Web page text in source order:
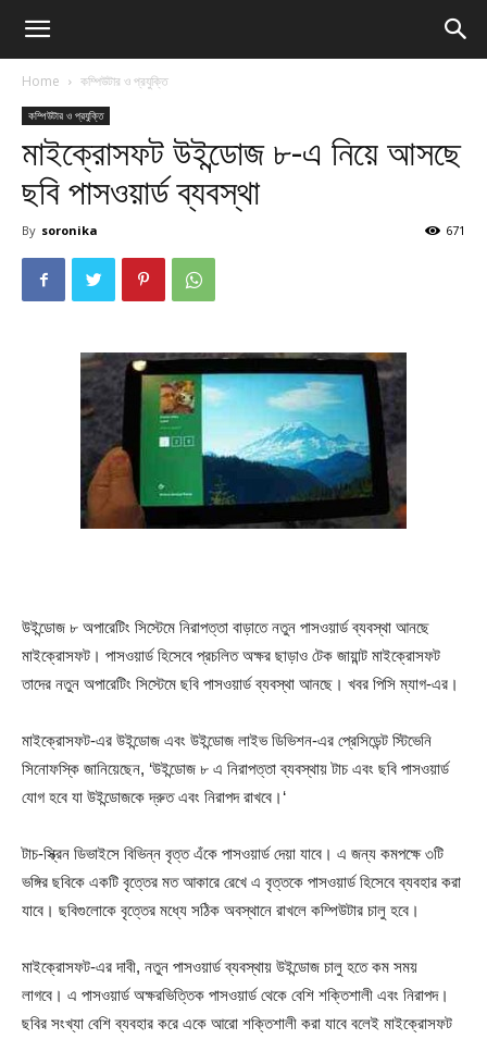
Home কম্পিউটার ও প্রযুক্তি
কম্পিউটার ও প্রযুক্তি
মাইক্রোসফট উইন্ডোজ ৮-এ নিয়ে আসছে
ছবি পাসওয়ার্ড ব্যবস্থা
By soronika 671
উইন্ডোজ ৮ অপারেটিং সিস্টেমে নিরাপত্তা বাড়াতে নতুন পাসওয়ার্ড ব্যবস্থা আনছে
মাইক্রোসফট। পাসওয়ার্ড হিসেবে প্রচলিত অক্ষর ছাড়াও টেক জায়ান্ট মাইক্রোসফট
তাদের নতুন অপারেটিং সিস্টেমে ছবি পাসওয়ার্ড ব্যবস্থা আনছে। খবর পিসি ম্যাগ-এর।
মাইক্রোসফট-এর উইন্ডোজ এবং উইন্ডোজ লাইভ ডিভিশন-এর প্রেসিডেন্ট স্টিভেনি
সিনোফস্কি জানিয়েছেন, ‘উইন্ডোজ ৮ এ নিরাপত্তা ব্যবস্থায় টাচ এবং ছবি পাসওয়ার্ড
যোগ হবে যা উইন্ডোজকে দ্রুত এবং নিরাপদ রাখবে।‘
টাচ-স্ক্রিন ডিভাইসে বিভিন্ন বৃত্ত এঁকে পাসওয়ার্ড দেয়া যাবে। এ জন্য কমপক্ষে ৩টি
ভঙ্গির ছবিকে একটি বৃত্তের মত আকারে রেখে এ বৃত্তকে পাসওয়ার্ড হিসেবে ব্যবহার করা
যাবে। ছবিগুলোকে বৃত্তের মধ্যে সঠিক অবস্থানে রাখলে কম্পিউটার চালু হবে।
মাইক্রোসফট-এর দাবী, নতুন পাসওয়ার্ড ব্যবস্থায় উইন্ডোজ চালু হতে কম সময়
লাগবে। এ পাসওয়ার্ড অক্ষরভিত্তিক পাসওয়ার্ড থেকে বেশি শক্তিশালী এবং নিরাপদ।
ছবির সংখ্যা বেশি ব্যবহার করে একে আরো শক্তিশালী করা যাবে বলেই মাইক্রোসফট